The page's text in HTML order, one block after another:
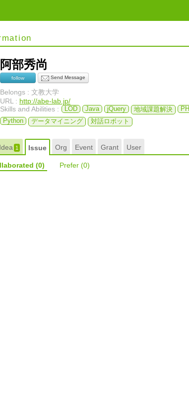
阿部秀尚
follow Send Message
Belongs : 文教大学
URL : http://abe-lab.jp/
Skills and Abilities :
LOD Java jQuery 地域課題解決
Python
データマイニング 対話ロボット
Idea 1 Issue Org Event Grant User
(0) Prefer (0)